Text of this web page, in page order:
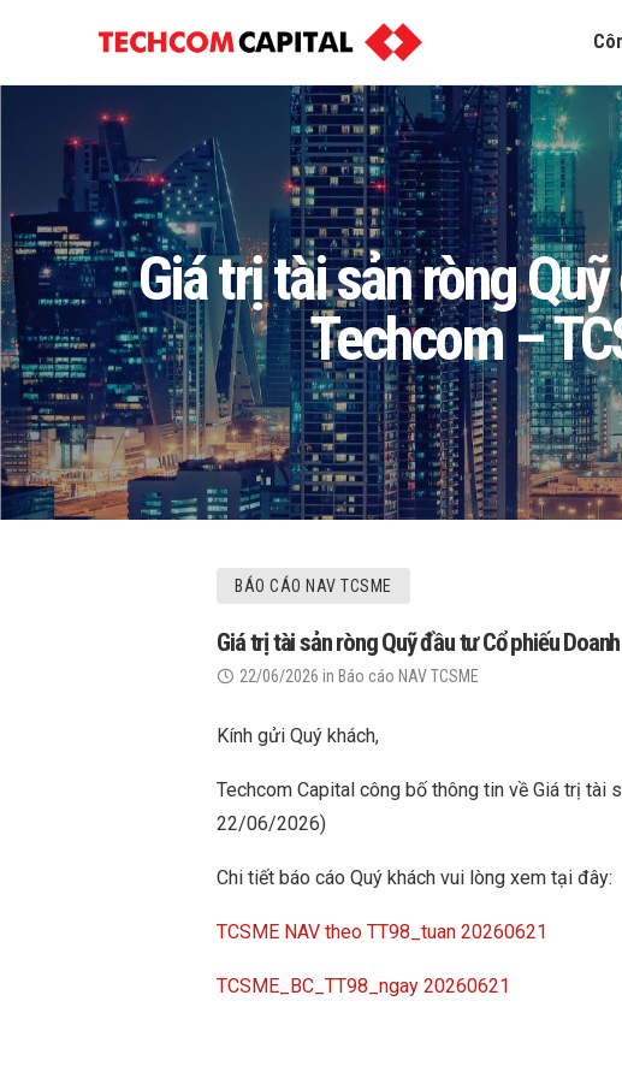
Giá trị tài sản ròng
Techcom –
BÁO CÁO NAV TCSME
Giá trị tài sản ròng Quỹ đầu tư Cổ phiếu
22/06/2026 in Báo cáo NAV TCSME
Kính gửi Quý khách,
Techcom Capital công bố thông tin về Giá trị tài
22/06/2026)
Chi tiết báo cáo Quý khách vui lòng xem tại đây:
TCSME NAV theo TT98_tuan 20260621
TCSME_BC_TT98_ngay 20260621